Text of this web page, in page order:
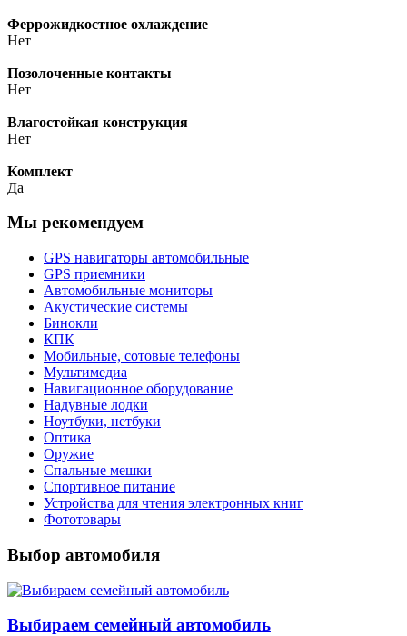
Феррожидкостное охлаждение
Нет
Позолоченные контакты
Нет
Влагостойкая конструкция
Нет
Комплект
Да
Мы рекомендуем
GPS навигаторы автомобильные
GPS приемники
Автомобильные мониторы
Акустические системы
Бинокли
КПК
Мобильные, сотовые телефоны
Мультимедиа
Навигационное оборудование
Надувные лодки
Ноутбуки, нетбуки
Оптика
Оружие
Спальные мешки
Спортивное питание
Устройства для чтения электронных книг
Фототовары
Выбор автомобиля
Выбираем семейный автомобиль